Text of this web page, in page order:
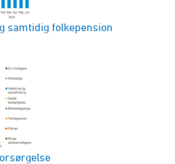
samtidig folkepension